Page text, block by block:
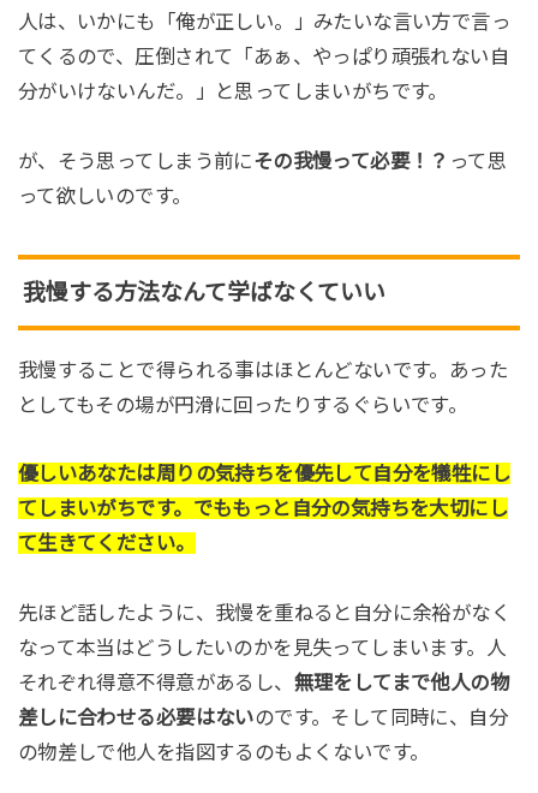
人は、いかにも「俺が正しい。」みたいな言い方で言っ
てくるので、圧倒されて「あぁ、やっぱり頑張れない自
分がいけないんだ。」と思ってしまいがちです。
が、そう思ってしまう前にその我慢って必要！？ って思
って欲しいのです。
我慢する方法なんて学ばなくていい
我慢することで得られる事はほとんどないです。あった
としてもその場が円滑に回ったりするぐらいです。
優しいあなたは周りの気持ちを優先して自分を犠牲にし
てしまいがちです。でももっと自分の気持ちを大切にし
て生きてください。
先ほど話したように、我慢を重ねると自分に余裕がなく
なって本当はどうしたいのかを見失ってしまいます。人
それぞれ得意不得意があるし、 無理をしてまで他人の物
差しに合わせる必要はないのです。そして同時に、自分
の物差しで他人を指図するのもよくないです。